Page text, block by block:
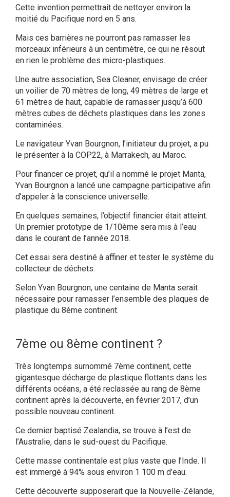
Cette invention permettrait de nettoyer environ la
moitié du Pacifique nord en 5 ans.
Mais ces barrières ne pourront pas ramasser les
morceaux inférieurs à un centimètre, ce qui ne résout
en rien le problème des micro-plastiques.
Une autre association, Sea Cleaner, envisage de créer
un voilier de 70 mètres de long, 49 mètres de large et
61 mètres de haut, capable de ramasser jusqu’à 600
mètres cubes de déchets plastiques dans les zones
contaminées.
Le navigateur Yvan Bourgnon, l’initiateur du projet, a pu
le présenter à la COP22, à Marrakech, au Maroc.
Pour financer ce projet, qu’il a nommé le projet Manta,
Yvan Bourgnon a lancé une campagne participative afin
d’appeler à la conscience universelle.
En quelques semaines, l’objectif financier était atteint.
Un premier prototype de 1/10ème sera mis à l’eau
dans le courant de l’année 2018.
Cet essai sera destiné à affiner et tester le système du
collecteur de déchets.
Selon Yvan Bourgnon, une centaine de Manta serait
nécessaire pour ramasser l’ensemble des plaques de
plastique du 8ème continent.
7ème ou 8ème continent ?
Très longtemps surnommé 7ème continent, cette
gigantesque décharge de plastique flottants dans les
différents océans, a été reclassée au rang de 8ème
continent après la découverte, en février 2017, d’un
possible nouveau continent.
Ce dernier baptisé Zealandia, se trouve à l’est de
l’Australie, dans le sud-ouest du Pacifique.
Cette masse continentale est plus vaste que l’Inde. Il
est immergé à 94% sous environ 1 100 m d’eau.
Cette découverte supposerait que la Nouvelle-Zélande,